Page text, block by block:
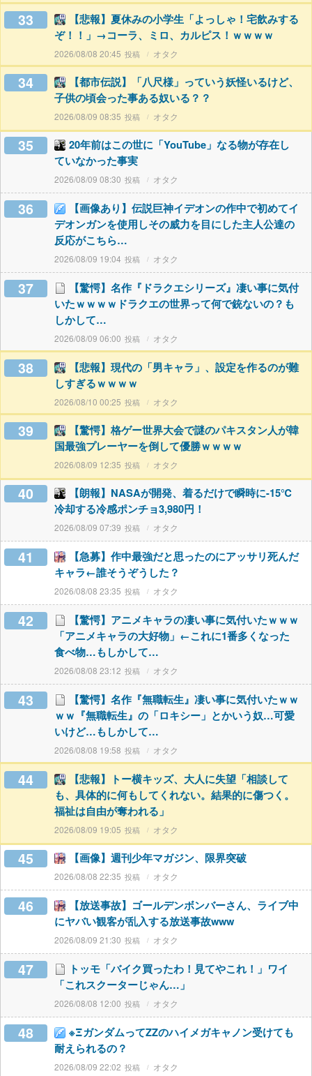
33
【悲報】夏休みの小学生「よっしゃ！宅飲みする
ぞ！！」→コーラ、ミロ、カルピス！ｗｗｗｗ
2026/08/08 20:45 オタク
34
【都市伝説】「八尺様」っていう妖怪いるけど、
子供の頃会った事ある奴いる？？
2026/08/09 08:35 オタク
35
20年前はこの世に「YouTube」なる物が存在し
ていなかった事実
2026/08/09 08:30 オタク
36
【画像あり】伝説巨神イデオンの作中で初めてイ
デオンガンを使用しその威力を目にした主人公達の
反応がこちら…
2026/08/09 19:04 オタク
37
【驚愕】名作『ドラクエシリーズ』凄い事に気付
いたｗｗｗｗドラクエの世界って何で銃ないの？も
しかして…
2026/08/09 06:00 オタク
38
【悲報】現代の「男キャラ」、設定を作るのが難
しすぎるｗｗｗｗ
2026/08/10 00:25 オタク
39
【驚愕】格ゲー世界大会で謎のパキスタン人が韓
国最強プレーヤーを倒して優勝ｗｗｗｗ
2026/08/09 12:35 オタク
40
【朗報】NASAが開発、着るだけで瞬時に-15℃
冷却する冷感ポンチョ3,980円！
2026/08/09 07:39 オタク
41
【急募】作中最強だと思ったのにアッサリ死んだ
キャラ←誰そうぞうした？
2026/08/08 23:35 オタク
42
【驚愕】アニメキャラの凄い事に気付いたｗｗｗ
「アニメキャラの大好物」←これに1番多くなった
食べ物…もしかして…
2026/08/08 23:12 オタク
43
【驚愕】名作『無職転生』凄い事に気付いたｗｗ
ｗｗ『無職転生』の「ロキシー」とかいう奴…可愛
いけど…もしかして…
2026/08/08 19:58 オタク
44
【悲報】トー横キッズ、大人に失望「相談して
も、具体的に何もしてくれない。結果的に傷つく。
福祉は自由が奪われる」
2026/08/09 19:05 オタク
45 【画像】週刊少年マガジン、限界突破
2026/08/08 22:35 オタク
46
【放送事故】ゴールデンボンバーさん、ライブ中
にヤバい観客が乱入する放送事故www
2026/08/09 21:30 オタク
47
トッモ「バイク買ったわ！見てやこれ！」ワイ
「これスクーターじゃん…」
2026/08/08 12:00 オタク
48
※ΞガンダムってZZのハイメガキャノン受けても
耐えられるの？
2026/08/09 22:02 オタク